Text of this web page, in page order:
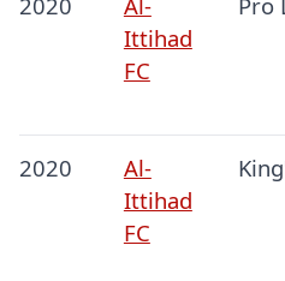
Ittihad
FC
2020
Al-
Ittihad
FC